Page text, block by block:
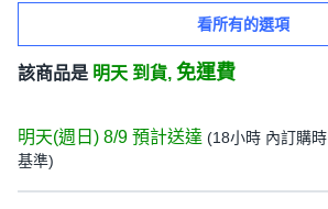
看所有的選項
該商品是 明天 到貨, 免運費
明天(週日) 8/9 預計送達 (18小時 內訂購時
基準)